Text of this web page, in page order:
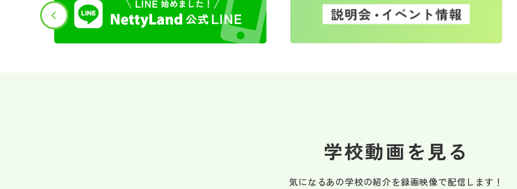
学校動画を見る
気になるあの学校の紹介を録画映像で配信します！